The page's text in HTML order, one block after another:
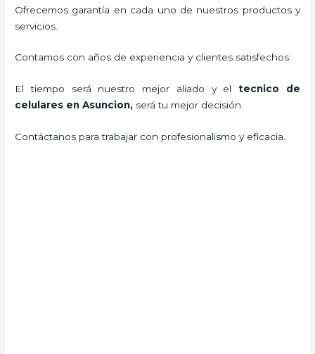
Ofrecemos garantía en cada uno de nuestros productos y
servicios.
Contamos con años de experiencia y clientes satisfechos.
El tiempo será nuestro mejor aliado y eltecnico de
celulares en Asuncion, será tu mejor decisión.
Contáctanos para trabajar con profesionalismo y eficacia.